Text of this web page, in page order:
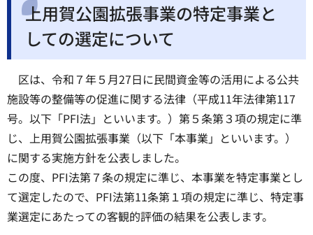
上用賀公園拡張事業の特定事業と
しての選定について
区は、令和７年５月27日に民間資金等の活用による公共
施設等の整備等の促進に関する法律（平成11年法律第117
号。以下「PFI法」といいます。）第５条第３項の規定に準
じ、上用賀公園拡張事業（以下「本事業」といいます。）
に関する実施方針を公表しました。
この度、PFI法第７条の規定に準じ、本事業を特定事業とし
て選定したので、PFI法第11条第１項の規定に準じ、特定事
業選定にあたっての客観的評価の結果を公表します。